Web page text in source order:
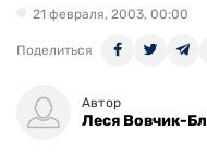
21 февраля, 2003, 00:00
Поделиться
Автор
Леся Вовчик-